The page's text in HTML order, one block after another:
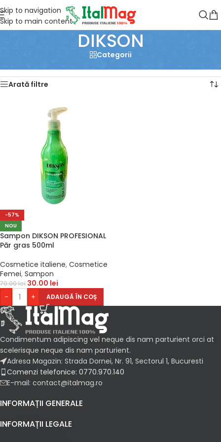
Skip to navigation
Skip to main content
DIKSON
Categorii
Arată filtre
-57%
NOU
Sampon DIKSON PROFESIONAL
Păr gras 500ml
Cosmetice italiene, Cosmetice
Femei, Sampon
70.00lei 30.00 lei
-
+ ADAUGĂ ÎN COȘ
Condimentum adipiscing vel neque dis nam parturient orci at
scelerisque neque dis nam parturient.
Adresa Magazin: Strada Dornei, Nr. 91, Sectorul 1, Bucuresti
Comenzi telefonice: 0770.970.140
E-mail: contact@italmag.ro
INFORMAȚII GENERALE
INFORMAȚII LEGALE